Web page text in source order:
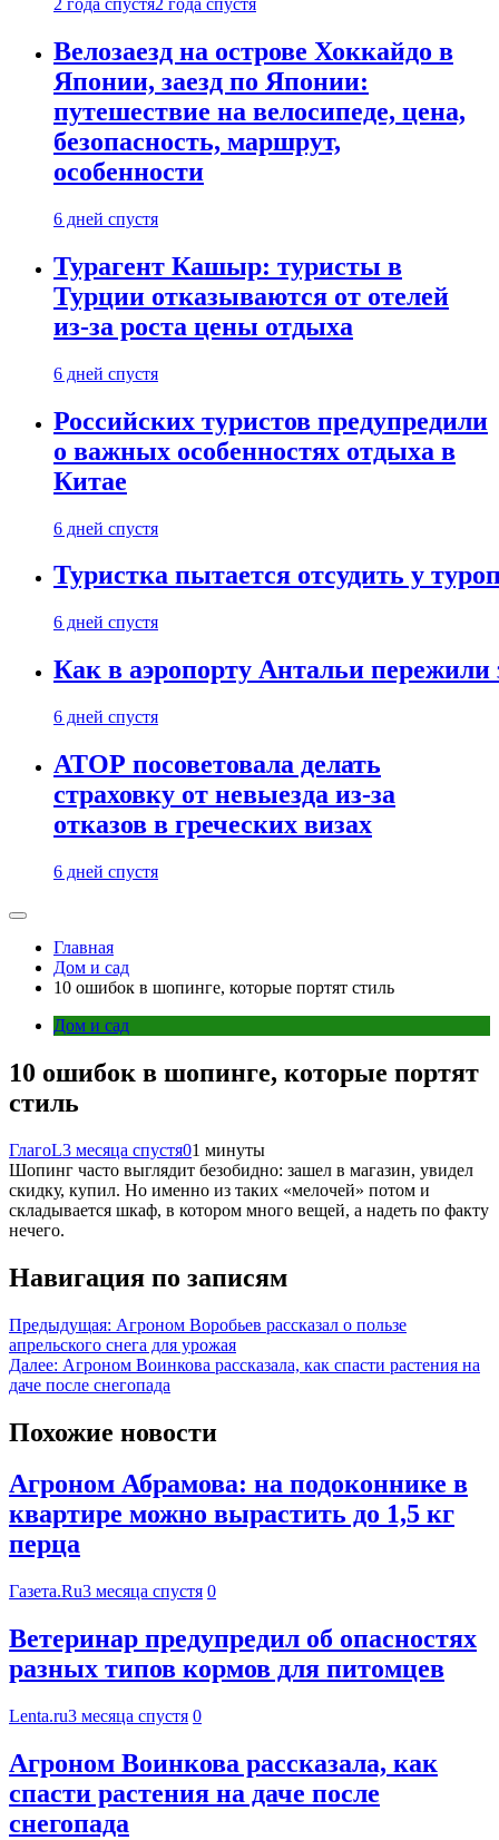
2 года спустя2 года спустя
Велозаезд на острове Хоккайдо в
Японии, заезд по Японии:
путешествие на велосипеде, цена,
безопасность, маршрут,
особенности
6 дней спустя
Турагент Кашыр: туристы в
Турции отказываются от отелей
из-за роста цены отдыха
6 дней спустя
Российских туристов предупредили
о важных особенностях отдыха в
Китае
6 дней спустя
Туристка пытается отсудить у
6 дней спустя
Как в аэропорту Антальи
6 дней спустя
АТОР посоветовала делать
страховку от невыезда из-за
отказов в греческих визах
6 дней спустя
Главная
Дом и сад
10 ошибок в шопинге, которые портят стиль
Дом и сад
10 ошибок в шопинге, которые портят
стиль
ГлагоL3 месяца спустя01 минуты
Шопинг часто выглядит безобидно: зашел в магазин, увидел
скидку, купил. Но именно из таких «мелочей» потом и
складывается шкаф, в котором много вещей, а надеть по факту
нечего.
Навигация по записям
Предыдущая: Агроном Воробьев рассказал о пользе
апрельского снега для урожая
Далее: Агроном Воинкова рассказала, как спасти растения на
даче после снегопада
Похожие новости
Агроном Абрамова: на подоконнике в
квартире можно вырастить до 1,5 кг
перца
Газета.Ru3 месяца спустя 0
Ветеринар предупредил об опасностях
разных типов кормов для питомцев
Lenta.ru3 месяца спустя 0
Агроном Воинкова рассказала, как
спасти растения на даче после
снегопада